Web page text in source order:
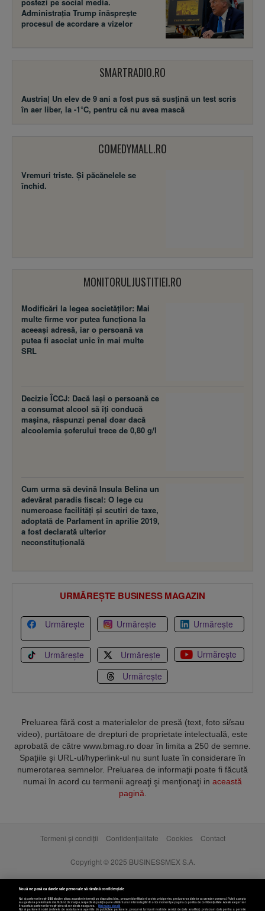
postezi pe social media.
Administrația Trump înăsprește
procesul de acordare a vizelor
SMARTRADIO.RO
Austria| Un elev de 9 ani a fost pus să susţină un test scris
în aer liber, la -1°C, pentru că nu avea mască
COMEDYMALL.RO
Vremuri triste. Şi păcănelele se
închid.
MONITORULJUSTITIEI.RO
Modificări la legea societăţilor: Mai
multe firme vor putea funcţiona la
aceeaşi adresă, iar o persoană va
putea fi asociat unic în mai multe
SRL
Decizie ÎCCJ: Dacă laşi o persoană ce
a consumat alcool să îţi conducă
maşina, răspunzi penal doar dacă
alcoolemia şoferului trece de 0,80 g/l
Cum urma să devină Insula Belina un
adevărat paradis fiscal: O lege cu
numeroase facilităţi şi scutiri de taxe,
adoptată de Parlament în aprilie 2019,
a fost declarată ulterior
neconstituţională
URMĂREȘTE BUSINESS MAGAZIN
Urmărește Urmărește Urmărește
Urmărește Urmărește
Urmărește
Urmărește
Preluarea fără cost a materialelor de presă (text, foto si/sau
video), purtătoare de drepturi de proprietate intelectuală, este
aprobată de către www.bmag.ro doar în limita a 250 de semne.
Spaţiile şi URL-ul/hyperlink-ul nu sunt luate în considerare în
numerotarea semnelor. Preluarea de informaţii poate fi făcută
numai în acord cu termenii agreaţi şi menţionaţi in această
pagină
Termeni și condiții Confidențialitate Cookies Contact
Copyright © 2025 BUSINESSMEX S.A.
Nouă ne pasă ca datele tale personale să rămână confidențiale
Noi și partenerii noștri589stocăm și/sau accesăm informații pe dispozitivul dvs., precum identificatorii cookie unici pentru prelucrarea datelor cu caracter personal. Puteți accepta
sau gestiona preferințele dvs. făcând clic mai jos, respectiv vă puteți opune utilizării unui interes legitim în orice moment pe pagina cu politica de confidențialitate. Aceste alegeri vor
fi raportate partenerilor noștri și nu vă vor afecta navigarea.
Mai multe detalii
Noi si partenerii nostri (retelele de socializare si agentiile de publicitate partenere, precum si furnizorii nostri de servicii de date analitice) prelucram date pentru a permite